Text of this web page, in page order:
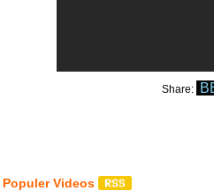
Share:
Populer Videos